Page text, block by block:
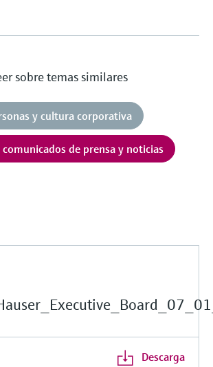
sobre temas similares
y cultura corporativa
comunicados de prensa y noticias
Descarga